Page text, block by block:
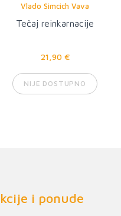
Vlado Simcich Vava
Tečaj reinkarnacije
21,90 €
NIJE DOSTUPNO
i ponude